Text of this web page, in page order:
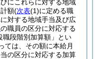
にこれらに対する地域
額(次表(1)に定める職
対する地域手当及び広
の職員の区分に対応する
職段階別加算額」とい
ては、その額に本給月
の区分に対応する加算